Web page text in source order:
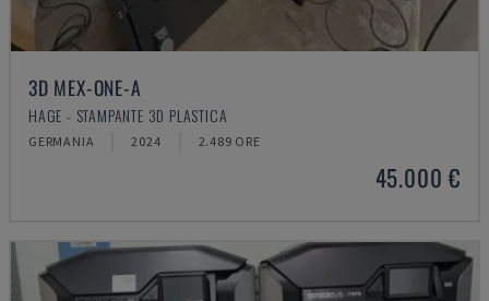
3D MEX-ONE-A
HAGE - STAMPANTE 3D PLASTICA
GERMANIA 2024 2.489 ORE
45.000 €